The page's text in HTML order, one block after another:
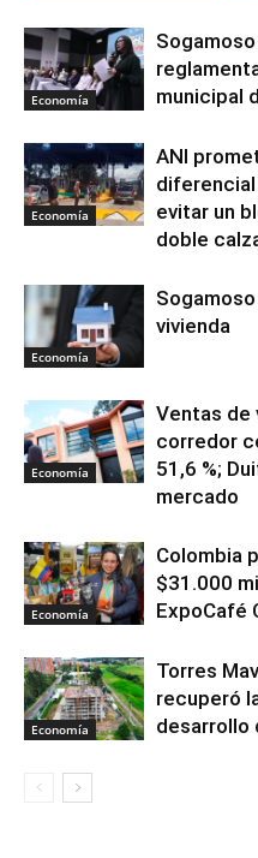
Economía
municipal
Economía
ANI
evitar un
doble
Economía
vivienda
Economía
Ventas de
corredor
51,6 %;
mercado
Economía
Colombia
$31.000
ExpoCafé
Economía
Torres
recuperó
desarrollo